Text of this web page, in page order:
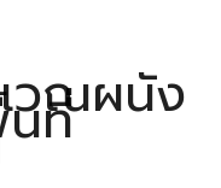
วณผนัง
ที่